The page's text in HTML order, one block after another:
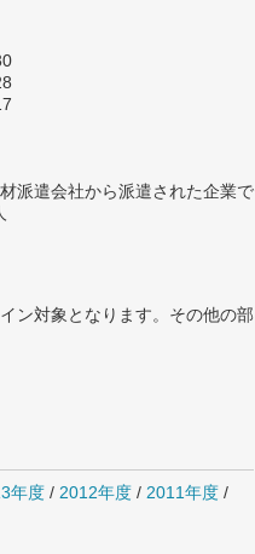
派遣会社から派遣された企業で
ン対象となります。その他の部
年度 / 2012年度 / 2011年度 /